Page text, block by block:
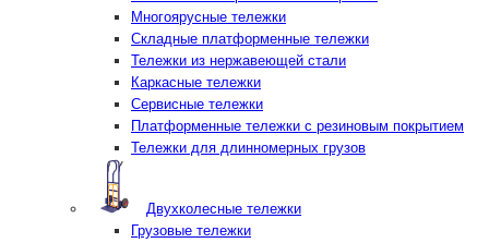
Многоярусные тележки
Складные платформенные тележки
Тележки из нержавеющей стали
Каркасные тележки
Сервисные тележки
Платформенные тележки с резиновым покрытием
Тележки для длинномерных грузов
Двухколесные тележки
Грузовые тележки